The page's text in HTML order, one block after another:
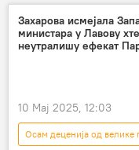
Дан победе
Александар Боцан-
Захарова исмејала
министара у Лавову
неутралишу ефекат
10 Мај 2025, 12:03
Осам деценија од